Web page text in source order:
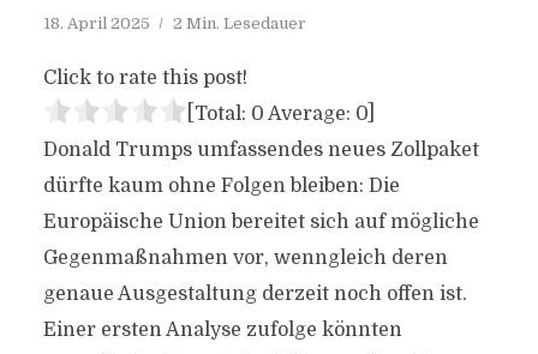
18. April 2025 2 Min. Lesedauer
Click to rate this post!
[Total: 0 Average: 0]
Donald Trumps umfassendes neues Zollpaket
dürfte kaum ohne Folgen bleiben: Die
Europäische Union bereitet sich auf mögliche
Gegenmaßnahmen vor, wenngleich deren
genaue Ausgestaltung derzeit noch offen ist.
Einer ersten Analyse zufolge könnten